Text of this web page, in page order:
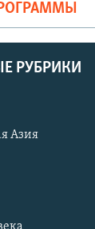
РУБРИКИ
Азия